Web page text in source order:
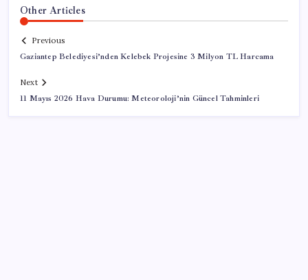
Other Articles
Previous
Gaziantep Belediyesi’nden Kelebek Projesine 3 Milyon TL Harcama
Next
11 Mayıs 2026 Hava Durumu: Meteoroloji’nin Güncel Tahminleri